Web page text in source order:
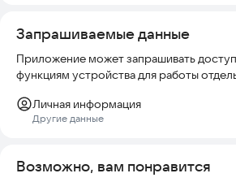
Запрашиваемые данные
Приложение может запрашивать
функциям устройства для работы
Личная информация
Другие данные
Возможно, вам понравится